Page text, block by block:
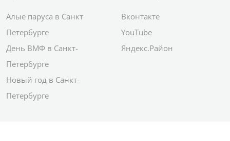
Алые паруса в Санкт
Петербурге
День ВМФ в Санкт-
Петербурге
Новый год в Санкт-
Петербурге
Вконтакте
YouTube
Яндекс.Район